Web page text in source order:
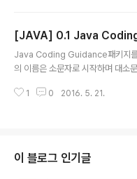
요소들을 시각적으로 보여준다. 자
게 찾을 수 있도록 도와준다
onsole : 말 그대로 콘솔창 그리고
일을 하게 되면, 워크스페이스
[JAVA] 0.1 Java
Java Coding Guidance패키지를
의 이름은 소문자로 시작하며 대소
며 소문자로 시작한다.private 접근
엔터티 번호(No접미사)대응하는
add/remove, create/destroy,
1 0 2016. 5. 21.
이 블로그 인기글